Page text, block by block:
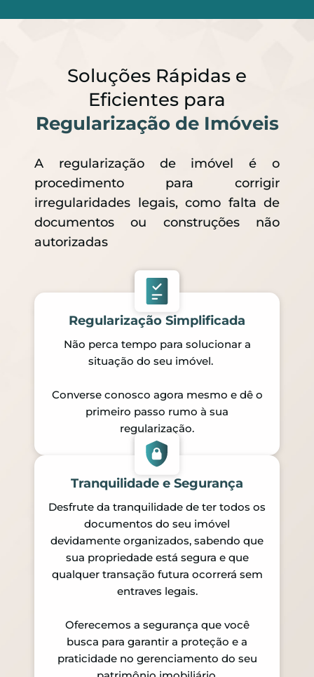
Soluções Rápidas e
Eficientes para
Regularização de Imóveis
A regularização de imóvel é o
procedimento para corrigir
irregularidades legais, como falta de
documentos ou construções não
autorizadas
Regularização Simplificada
Não perca tempo para solucionar a
situação do seu imóvel.
Converse conosco agora mesmo e dê o
primeiro passo rumo à sua
regularização.
Tranquilidade e Segurança
Desfrute da tranquilidade de ter todos os
documentos do seu imóvel
devidamente organizados, sabendo que
sua propriedade está segura e que
qualquer transação futura ocorrerá sem
entraves legais.
Oferecemos a segurança que você
busca para garantir a proteção e a
praticidade no gerenciamento do seu